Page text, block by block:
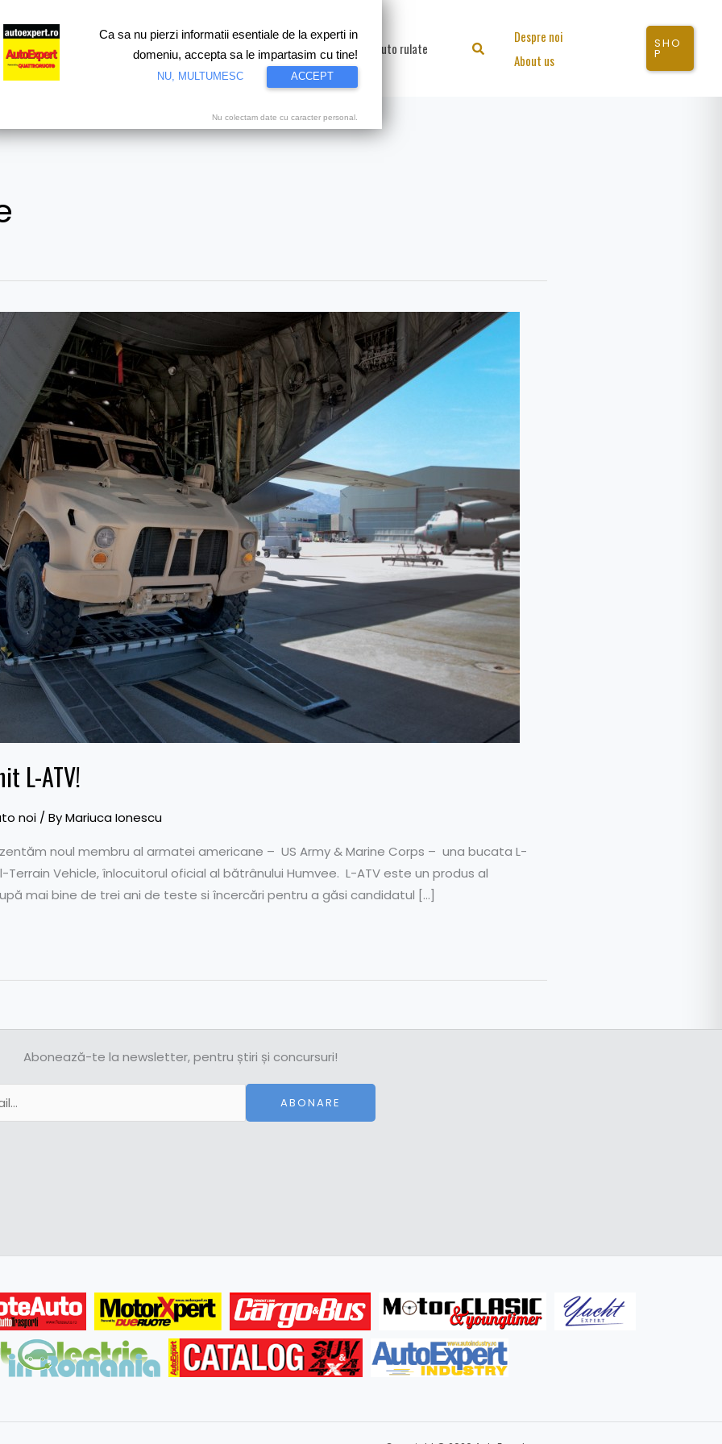
Test drive Motorsport Proiecte speciale Video Auto rulate Search
Despre noi
About us
SHO
P
L-ATV!
noi / ByMariuca Ionescu
noul membru al armatei americane – US Army & Marine Corps – una bucata L-
Vehicle, înlocuitorul oficial al bătrânului Humvee. L-ATV este un produs al
mai bine de trei ani de teste si încercări pentru a găsi candidatul […]
Abonează-te la newsletter, pentru știri și concursuri!
ABONARE
Ca sa nu pierzi informatii esentiale de la experti in
domeniu, accepta sa le impartasim cu tine!
NU, MULTUMESC ACCEPT
Nu colectam date cu caracter personal.